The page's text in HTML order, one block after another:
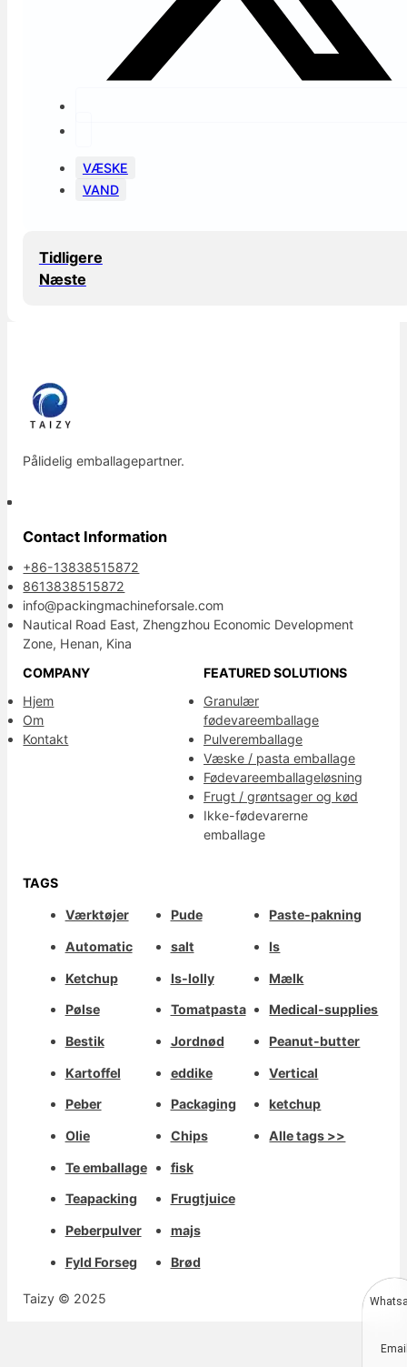
VÆSKE
VAND
Tidligere
Næste
Pålidelig emballagepartner.
Contact Information
+86-13838515872
8613838515872
info@packingmachineforsale.com
Nautical Road East, Zhengzhou Economic Development
Zone, Henan, Kina
COMPANY
Hjem
Om
Kontakt
FEATURED SOLUTIONS
Granulær
fødevareemballage
Pulveremballage
Væske / pasta emballage
Fødevareemballageløsning
Frugt / grøntsager og kød
Ikke-fødevarerne
emballage
TAGS
Værktøjer
Automatic
Ketchup
Pølse
Bestik
Kartoffel
Peber
Olie
Te emballage
Teapacking
Peberpulver
Fyld Forseg
Pude
salt
Is-lolly
Tomatpasta
Jordnød
eddike
Packaging
Chips
fisk
Frugtjuice
majs
Brød
Paste-pakning
Is
Mælk
Medical-supplies
Peanut-butter
Vertical
ketchup
Alle tags >>
Taizy © 2025